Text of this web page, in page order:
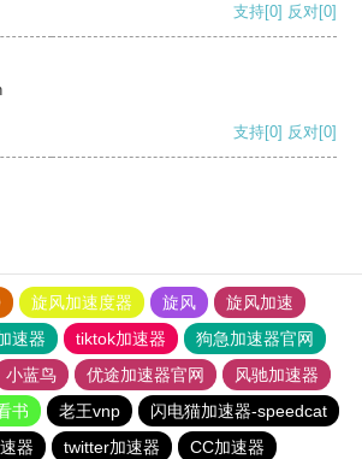
支持[0] 反对[0]
支持[0] 反对[0]
旋风加速度器 旋风
旋风加速
速器 tiktok加速器
狗急加速器官网
小蓝鸟 优途加速器官网
风驰加速器
书 老王vnp
闪电猫加速器-speedcat
器 twitter加速器
CC加速器